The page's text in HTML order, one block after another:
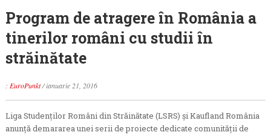
Program de atragere în România a
tinerilor români cu studii în
străinătate
: EuroPunkt/ianuarie 21, 2016
Liga Studenţilor Români din Străinătate (LSRS) şi Kaufland România
anunţă demararea unei serii de proiecte dedicate comunității de